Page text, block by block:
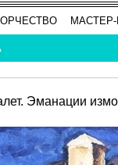
Эманации